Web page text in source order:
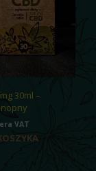
30ml –
VAT